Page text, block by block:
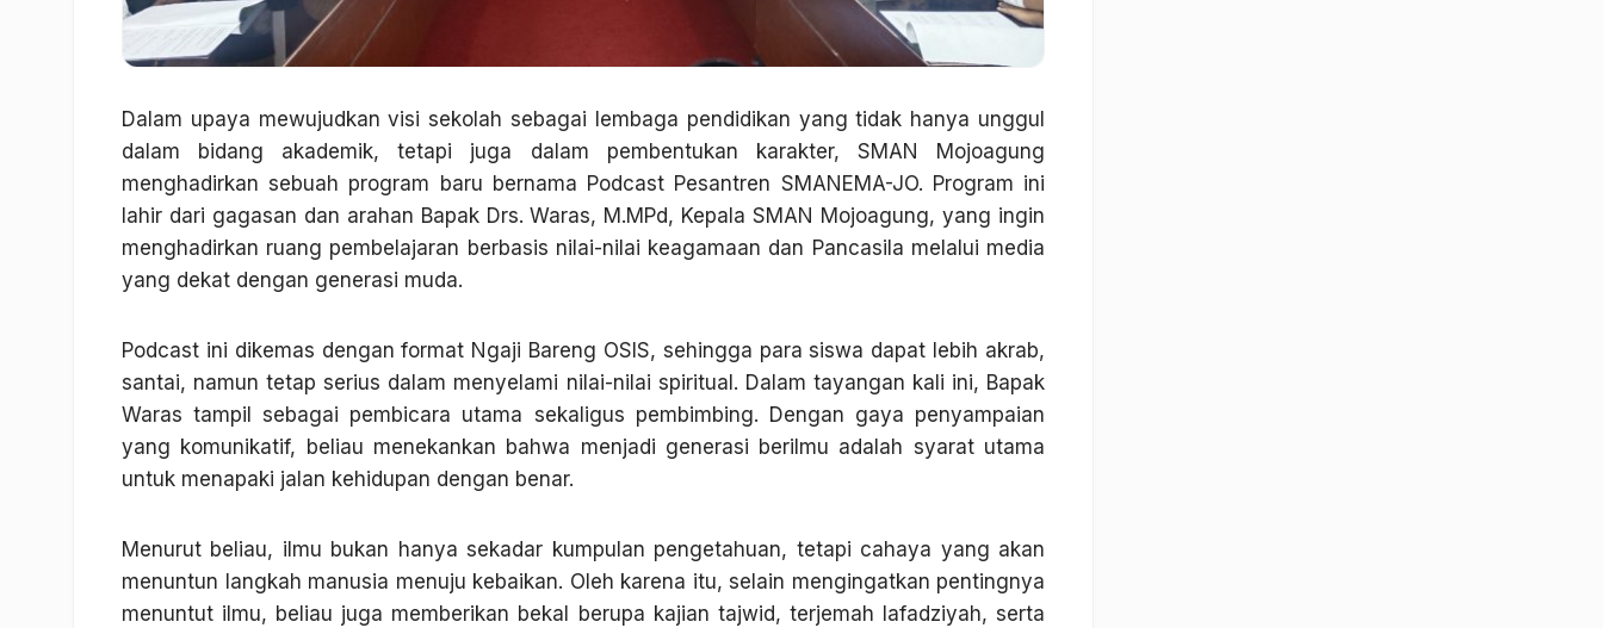
Dalam upaya mewujudkan visi sekolah sebagai lembaga pendidikan yang tidak hanya unggul
dalam bidang akademik, tetapi juga dalam pembentukan karakter, SMAN Mojoagung
menghadirkan sebuah program baru bernama Podcast Pesantren SMANEMA-JO. Program ini
lahir dari gagasan dan arahan Bapak Drs. Waras, M.MPd, Kepala SMAN Mojoagung, yang ingin
menghadirkan ruang pembelajaran berbasis nilai-nilai keagamaan dan Pancasila melalui media
yang dekat dengan generasi muda.
Podcast ini dikemas dengan format Ngaji Bareng OSIS, sehingga para siswa dapat lebih akrab,
santai, namun tetap serius dalam menyelami nilai-nilai spiritual. Dalam tayangan kali ini, Bapak
Waras tampil sebagai pembicara utama sekaligus pembimbing. Dengan gaya penyampaian
yang komunikatif, beliau menekankan bahwa menjadi generasi berilmu adalah syarat utama
untuk menapaki jalan kehidupan dengan benar.
Menurut beliau, ilmu bukan hanya sekadar kumpulan pengetahuan, tetapi cahaya yang akan
menuntun langkah manusia menuju kebaikan. Oleh karena itu, selain mengingatkan pentingnya
menuntut ilmu, beliau juga memberikan bekal berupa kajian tajwid, terjemah lafadziyah, serta